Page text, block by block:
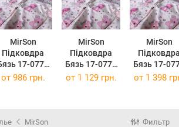
MirSon
Підковдра
17-0776
cats pink
MirSon
Підковдра
Бязь 17-0776
Magic cats pink
MirSon
Бязь 17-
Magic cats
от 986 грн. от 1 129 грн. от 1 398
MirSon Фильтр